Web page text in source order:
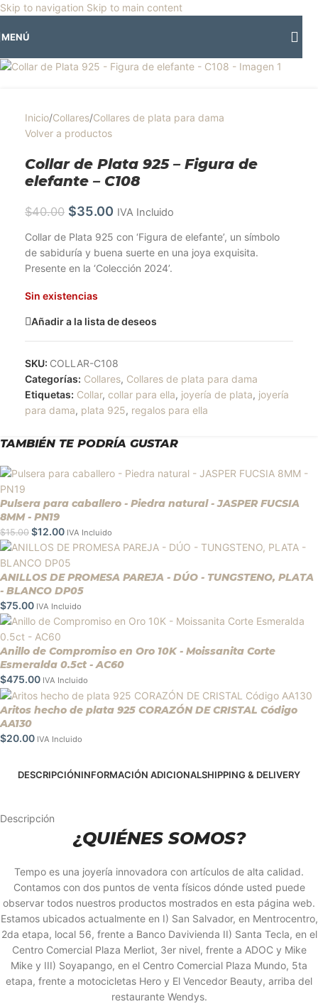
Skip to navigation Skip to main content
🎡Horario especial por vacaciones agostinas
MENÚ
Agotado
Inicio/Collares/Collares de plata para dama
Volver a productos
Collar de Plata 925 – Figura de
elefante – C108
$40.00 $35.00 IVA Incluido
Collar de Plata 925 con ‘Figura de elefante’, un símbolo
de sabiduría y buena suerte en una joya exquisita.
Presente en la ‘Colección 2024’.
Sin existencias
Añadir a la lista de deseos
SKU: COLLAR-C108
Categorías: Collares, Collares de plata para dama
Etiquetas: Collar, collar para ella, joyería de plata, joyería
para dama, plata 925, regalos para ella
TAMBIÉN TE PODRÍA GUSTAR
Pulsera para caballero - Piedra natural - JASPER FUCSIA
8MM - PN19
$15.00 $12.00 IVA Incluido
ANILLOS DE PROMESA PAREJA - DÚO - TUNGSTENO, PLATA
- BLANCO DP05
$75.00 IVA Incluido
Anillo de Compromiso en Oro 10K - Moissanita Corte
Esmeralda 0.5ct - AC60
$475.00 IVA Incluido
Aritos hecho de plata 925 CORAZÓN DE CRISTAL Código
AA130
$20.00 IVA Incluido
DESCRIPCIÓNINFORMACIÓN ADICIONALSHIPPING & DELIVERY
Descripción
¿QUIÉNES SOMOS?
Tempo es una joyería innovadora con artículos de alta calidad.
Contamos con dos puntos de venta físicos dónde usted puede
observar todos nuestros productos mostrados en esta página web.
Estamos ubicados actualmente en I) San Salvador, en Mentrocentro,
2da etapa, local 56, frente a Banco Davivienda II) Santa Tecla, en el
Centro Comercial Plaza Merliot, 3er nivel, frente a ADOC y Mike
Mike y III) Soyapango, en el Centro Comercial Plaza Mundo, 5ta
etapa, frente a motocicletas Hero y El Vencedor Beauty, arriba del
restaurante Wendys.